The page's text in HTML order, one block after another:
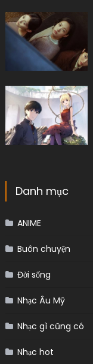
Danh mục
ANIME
Buôn chuyện
Đời sống
Nhạc Âu Mỹ
Nhạc gì cũng có
Nhạc hot